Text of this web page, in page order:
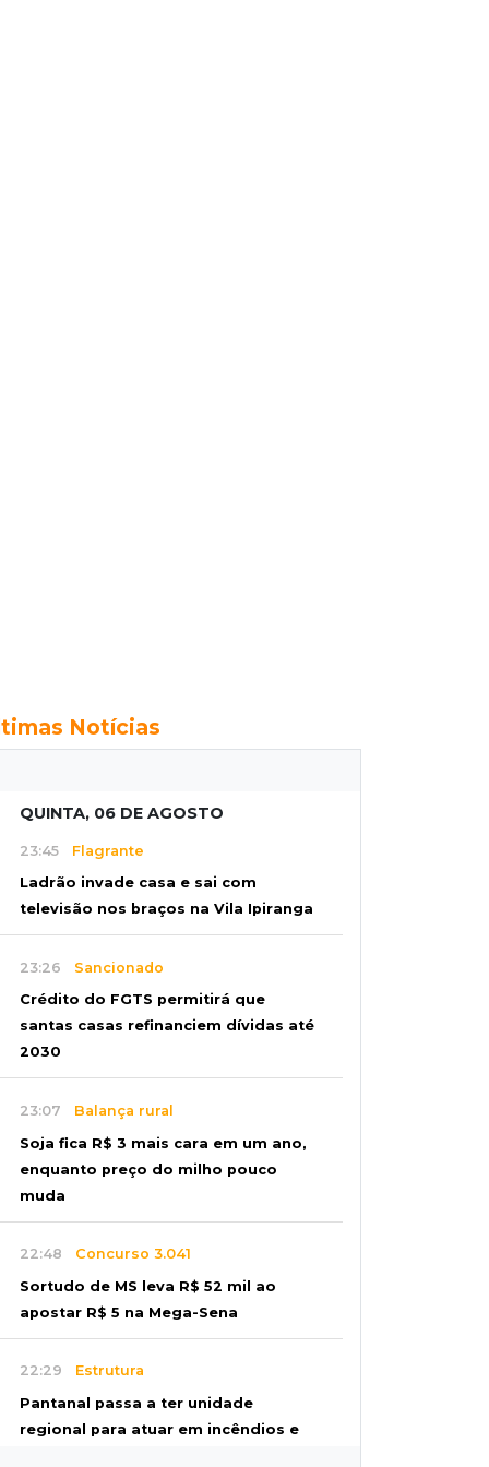
Notícias
QUINTA, 06 DE AGOSTO
23:45 Flagrante
Ladrão invade casa e sai com
televisão nos braços na Vila Ipiranga
23:26 Sancionado
Crédito do FGTS permitirá que
santas casas refinanciem dívidas até
2030
23:07 Balança rural
Soja fica R$ 3 mais cara em um ano,
enquanto preço do milho pouco
muda
22:48 Concurso 3.041
Sortudo de MS leva R$ 52 mil ao
apostar R$ 5 na Mega-Sena
22:29 Estrutura
Pantanal passa a ter unidade
regional para atuar em incêndios e